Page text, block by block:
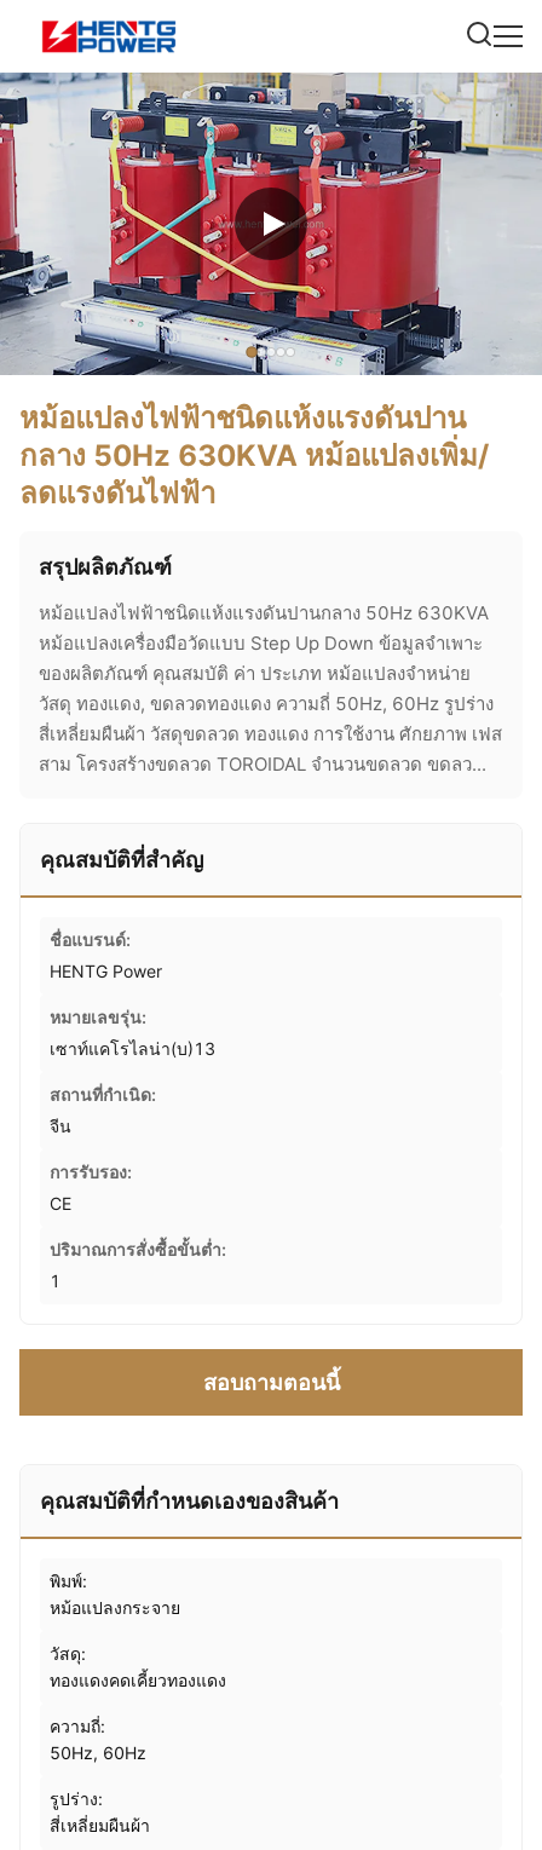
หม้อแปลงไฟฟ้าชนิดแห้งแรงดันปาน
กลาง 50Hz 630KVA หม้อแปลงเพิ่ม/
ลดแรงดันไฟฟ้า
สรุปผลิตภัณฑ์
หม้อแปลงไฟฟ้าชนิดแห้งแรงดันปานกลาง 50Hz 630KVA
หม้อแปลงเครื่องมือวัดแบบ Step Up Down ข้อมูลจำเพาะ
ของผลิตภัณฑ์ คุณสมบัติ ค่า ประเภท หม้อแปลงจำหน่าย
วัสดุ ทองแดง, ขดลวดทองแดง ความถี่ 50Hz, 60Hz รูปร่าง
สี่เหลี่ยมผืนผ้า วัสดุขดลวด ทองแดง การใช้งาน ศักยภาพ เฟส
สาม โครงสร้างขดลวด TOROIDAL จำนวนขดลวด ขดลว...
คุณสมบัติที่สำคัญ
ชื่อแบรนด์:
HENTG Power
หมายเลขรุ่น:
เซาท์แคโรไลน่า(บ)13
สถานที่กำเนิด:
จีน
การรับรอง:
CE
ปริมาณการสั่งซื้อขั้นต่ำ:
1
สอบถามตอนนี้
คุณสมบัติที่กําหนดเองของสินค้า
พิมพ์:
หม้อแปลงกระจาย
วัสดุ:
ทองแดงคดเคี้ยวทองแดง
ความถี่:
50Hz, 60Hz
รูปร่าง:
สี่เหลี่ยมผืนผ้า